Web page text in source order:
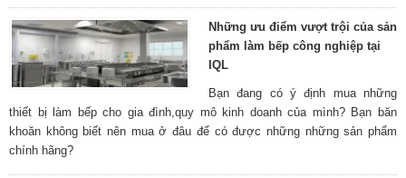
Những ưu điểm vượt trội của sản
phẩm làm bếp công nghiệp tại
IQL
Bạn đang có ý định mua những
thiết bị làm bếp cho gia đình,quy mô kinh doanh của mình? Bạn băn
khoăn không biết nên mua ở đâu để có được những những sản phẩm
chính hãng?